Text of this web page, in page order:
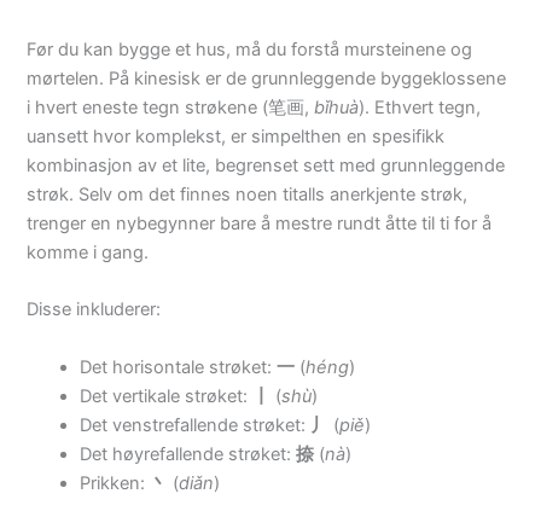
Før du kan bygge et hus, må du forstå mursteinene og
mørtelen. På kinesisk er de grunnleggende byggeklossene
i hvert eneste tegn strøkene (笔画,bǐhuà). Ethvert tegn,
uansett hvor komplekst, er simpelthen en spesifikk
kombinasjon av et lite, begrenset sett med grunnleggende
strøk. Selv om det finnes noen titalls anerkjente strøk,
trenger en nybegynner bare å mestre rundt åtte til ti for å
komme i gang.
Disse inkluderer:
Det horisontale strøket:一 (héng)
Det vertikale strøket:
(shù)
Det venstrefallende strøket: 丿 (piě)
Det høyrefallende strøket:捺 (nà)
Prikken: 丶 (diǎn)